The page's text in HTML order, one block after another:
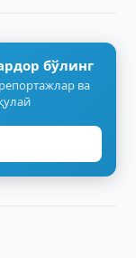
бўлинг
ва